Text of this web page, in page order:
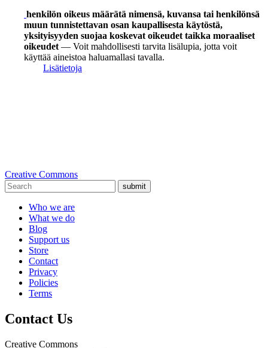
henkilön oikeus määrätä nimensä, kuvansa tai henkilönsä
muun tunnistettavan osan kaupallisesta käytöstä,
yksityisyyden suojaa koskevat oikeudet taikka moraaliset
oikeudet — Voit mahdollisesti tarvita lisälupia, jotta voit
käyttää aineistoa haluamallasi tavalla.
Lisätietoja
Creative Commons
submit
Who we are
What we do
Blog
Support us
Store
Contact
Privacy
Policies
Terms
Contact Us
Creative Commons